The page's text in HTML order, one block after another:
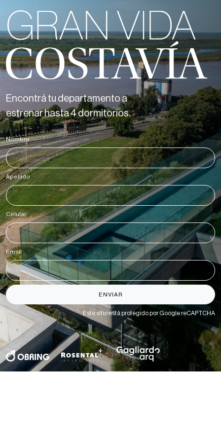
Encontrá tu departamento a
estrenar hasta 4 dormitorios.
Nombre*
Apellido *
Celular*
Email *
ENVIAR
Este sitio está protegido por Google reCAPTCHA